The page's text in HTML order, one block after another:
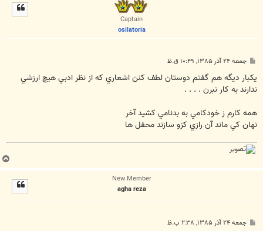
Captain
osilatoria
پ
ت
جمعه ۲۴ آذر ۱۳۸۵, ۱۰:۴۹ ق.ظ
يکبار ديگه هم گفتم دوستان لطف کنن اشعاري که از نظر ادبي هيچ ارزشي
ندارند به کار نبرن . . . .
همه کارم ز خودکامي به بدنامي کشيد آخر
نهان کي ماند آن رازي کزو سازند محفل ها
ب
ا
New Member
agha reza
پ جمعه ۲۴ آذر ۱۳۸۵, ۲:۳۸ ب.ظ